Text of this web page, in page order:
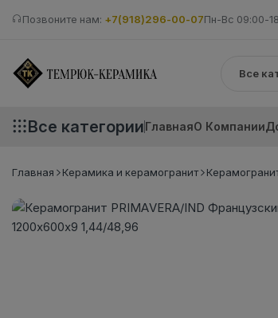
Позвоните нам: +7(918)296-00-07Пн-Вс 09:00-
Все категорииГлавнаяО Компании
Главная Керамика и керамогранит